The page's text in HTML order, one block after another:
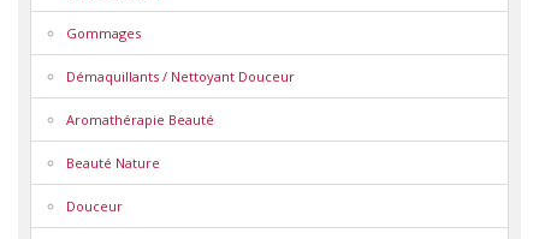
Gommages
Démaquillants / Nettoyant Douceur
Aromathérapie Beauté
Beauté Nature
Douceur